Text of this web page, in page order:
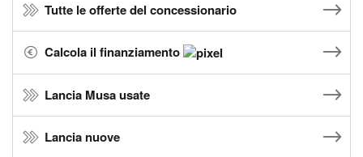
Tutte le offerte del concessionario
Calcola il finanziamento
Lancia Musa usate
Lancia nuove